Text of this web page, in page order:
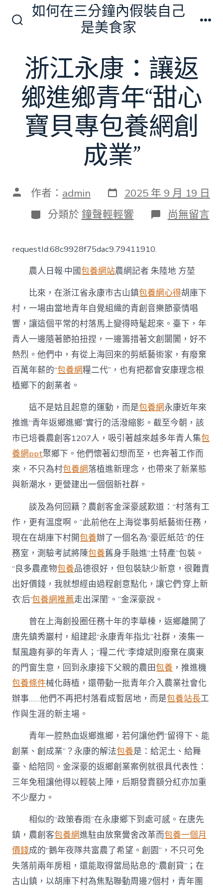
換
開
關
如何在三分鐘內假裝自己
是美食家
浙江永康：讓返
鄉進鄉青年“甜心
寶貝專包養網創
成業”
文 作者： admin 發
表
日
期
2025 年 9 月 19 日
分
類
分類於 鐘聲輕輕響 在
〈浙
讓
返
進
鄉
青
年
“甜
心
寶
貝
專
網
創
成
業”〉
中
尚無留言
requestId:68c9928f75dac9.79411910.
農人日報·中國包養網站農網記者 朱陸地 方堃
比來，在浙江省永康市古山鎮包養網心得胡庫下
村，一場由當地青年自覺組織的青創音樂節豪情唱
響，讓這個平常的村落馬上變得時髦起來。臺下，年
青人一邊隨著節拍扭捏，一邊籌措著文創闤闠，好不
熱烈。他們中，有從上海回來的剪紙藝術家，有廢棄
百萬年薪的“包養網糧二代”，也有把都會安康理念根
植鄉下的創業者。
這不是姑且起意的運動，而是包養網永康近年來
推進“青年返鄉進鄉”實行的活潑縮影。截至今朝，該
市已培養農創客1207人，吸引著越來越多年青人集包
養網ppt聚鄉下。他們懷著幻想而至，也奔著工作而
來，不只為村包養網落植進新理念，也帶來了新業態
與新潮水，更營建出一個個新社群。
談及為何回籍？農創客金深豪感歎道：“村落有工
作，更有溫度啊。”此前他在上海從事剪紙藝術任務，
現在在胡庫下村開包養辦了一個名為“豪匠紙范”的任
務室，測驗考試將陳包養舊身手融進“土特產”包裝。
“良多農產物包養品德很好，但包裝缺少新意，很難賣
出好價錢，我就想經由過程創意點化，讓它們‘穿上新
衣’后‘包養網推薦走出深閨’。”金深豪說。
曾在上海創投圈任務十年的李華棟，返鄉離開了
唐先鎮秀巖村，組建起“永康青年指北”社群，湊集一
幫風趣有夢的年青人；“糧二代”李煒斌則廢棄在廣東
的門窗生意，回到永康接下父親的農田包養 ，推進機
包養條件械化蒔植，還帶動一批青年介入農業社會化
辦事……他們不再把村落看成暫居地，而是包養站長工
作與生涯的新主場。
青年一腔熱血返鄉進鄉，若何讓他們“留得下、能
創業、創成業”？永康的解法包養是：給泥土、給舞
臺、給陪同。金深豪的返鄉創業案例就很具代表性：
三年免租讓他得以輕裝上陣，后期發賣額分紅亦加重
不少壓力。
相似的“政策春雨”在永康鄉下到處可感。在唐先
鎮，農創客包養網進駐由放棄黌舍改革而包養一個月
價錢成的“鵝年夜隊共富農了希望。創園”，不只可免
失落前兩年房租，還能取得當局貼息的“農創貸”；在
古山鎮，以胡庫下村為焦點聯動周邊7個村，青年團